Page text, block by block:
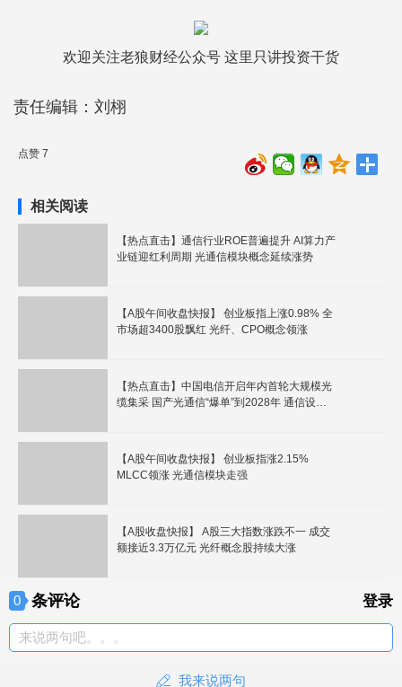
欢迎关注老狼财经公众号 这里只讲投资干货
责任编辑：刘栩
点赞 7
相关阅读
【热点直击】通信行业ROE普遍提升 AI算力产
业链迎红利周期 光通信模块概念延续涨势
【A股午间收盘快报】 创业板指上涨0.98% 全
市场超3400股飘红 光纤、CPO概念领涨
【热点直击】中国电信开启年内首轮大规模光
缆集采 国产光通信“爆单”到2028年 通信设备
【A股午间收盘快报】 创业板指涨2.15%
MLCC领涨 光通信模块走强
【A股收盘快报】 A股三大指数涨跌不一 成交
额接近3.3万亿元 光纤概念股持续大涨
0 条评论 登录
来说两句吧。。。
我来说两句